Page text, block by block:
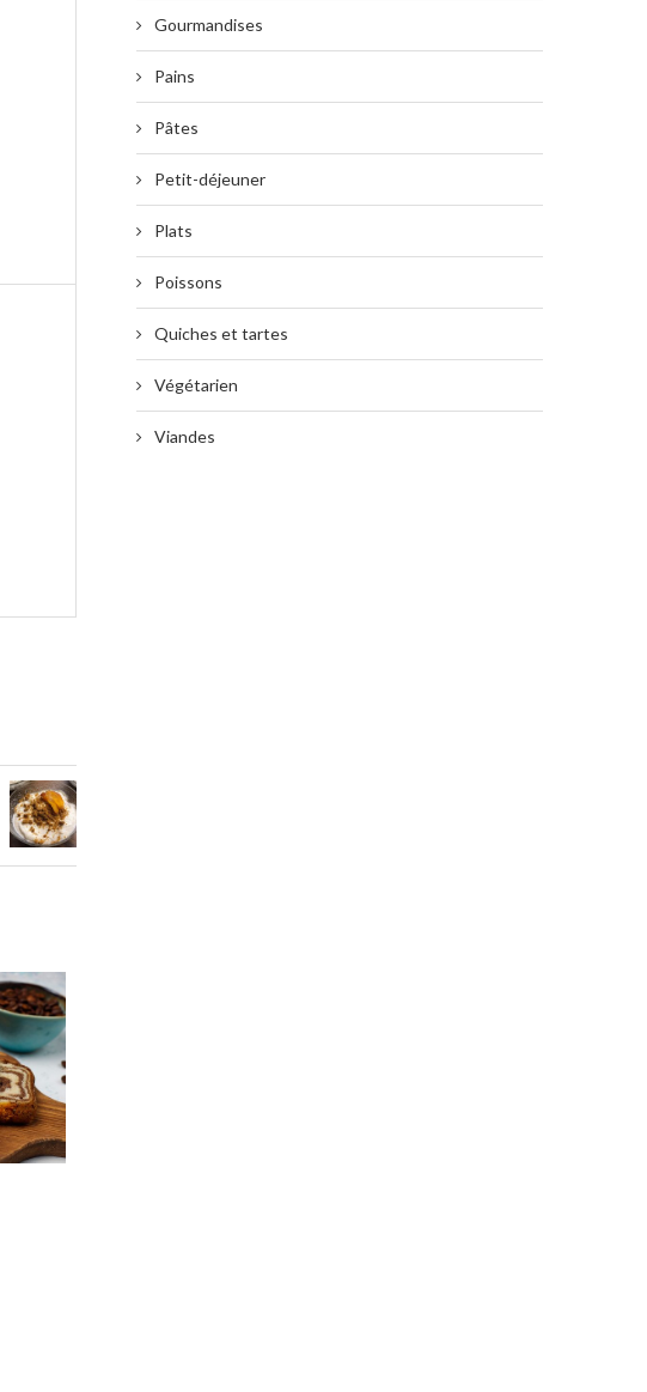
Gourmandises
Pains
Pâtes
Petit-déjeuner
Plats
Poissons
Quiches et tartes
Végétarien
Viandes